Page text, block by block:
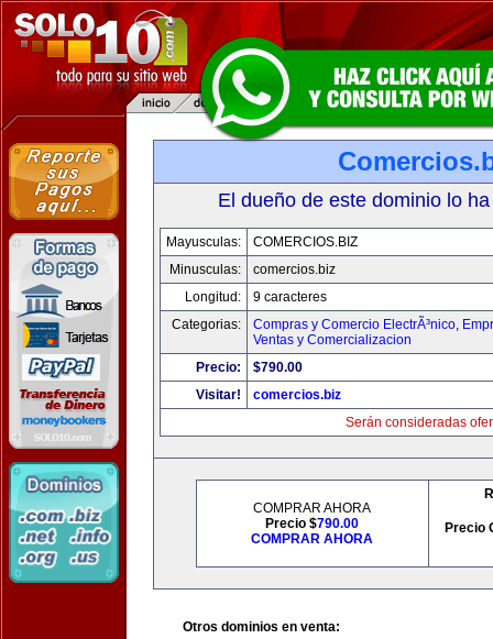
El dueño de este dominio lo
Mayusculas:
COMERCIOS.BIZ
Minusculas:
comercios.biz
Longitud:
9 caracteres
Categorias:
Compras y Comercio ElectrÃ³nico,
Ventas y Comercializacion
Precio:
$790.00
Visitar!
comercios.biz
Serán consideradas
COMPRAR AHORA
Precio $790.00
COMPRAR AHORA
Precio
Otros dominios en venta: